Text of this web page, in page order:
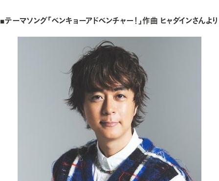
■テーマソング「ベンキョーアドベンチャー！」作曲 ヒャダインさんより